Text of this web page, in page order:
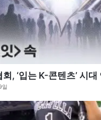
, ‘입는 K-콘텐츠’ 시대
일